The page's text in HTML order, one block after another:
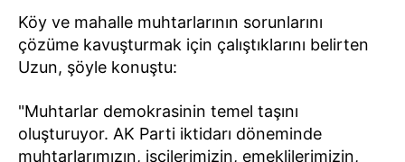
Köy ve mahalle muhtarlarının sorunlarını
çözüme kavuşturmak için çalıştıklarını belirten
Uzun, şöyle konuştu:
"Muhtarlar demokrasinin temel taşını
oluşturuyor. AK Parti iktidarı döneminde
muhtarlarımızın, işçilerimizin, emeklilerimizin,